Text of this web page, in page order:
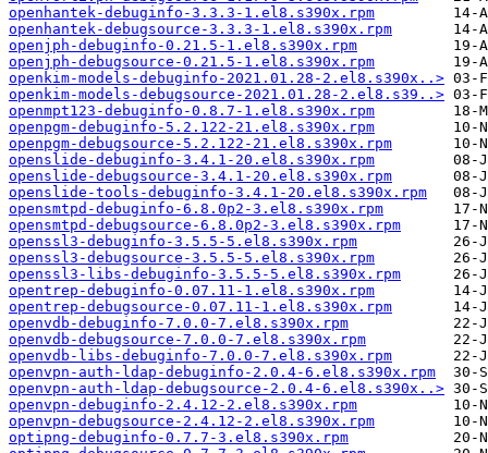
openhantek-debuginfo-3.3.3-1.el8.s390x.rpm
openhantek-debugsource-3.3.3-1.el8.s390x.rpm
openjph-debuginfo-0.21.5-1.el8.s390x.rpm
openjph-debugsource-0.21.5-1.el8.s390x.rpm
openkim-models-debuginfo-2021.01.28-2.el8.s390x..>
openkim-models-debugsource-2021.01.28-2.el8.s39..>
openmpt123-debuginfo-0.8.7-1.el8.s390x.rpm
openpgm-debuginfo-5.2.122-21.el8.s390x.rpm
openpgm-debugsource-5.2.122-21.el8.s390x.rpm
openslide-debuginfo-3.4.1-20.el8.s390x.rpm
openslide-debugsource-3.4.1-20.el8.s390x.rpm
openslide-tools-debuginfo-3.4.1-20.el8.s390x.rpm
opensmtpd-debuginfo-6.8.0p2-3.el8.s390x.rpm
opensmtpd-debugsource-6.8.0p2-3.el8.s390x.rpm
openssl3-debuginfo-3.5.5-5.el8.s390x.rpm
openssl3-debugsource-3.5.5-5.el8.s390x.rpm
openssl3-libs-debuginfo-3.5.5-5.el8.s390x.rpm
opentrep-debuginfo-0.07.11-1.el8.s390x.rpm
opentrep-debugsource-0.07.11-1.el8.s390x.rpm
openvdb-debuginfo-7.0.0-7.el8.s390x.rpm
openvdb-debugsource-7.0.0-7.el8.s390x.rpm
openvdb-libs-debuginfo-7.0.0-7.el8.s390x.rpm
openvpn-auth-ldap-debuginfo-2.0.4-6.el8.s390x.rpm
openvpn-auth-ldap-debugsource-2.0.4-6.el8.s390x..>
openvpn-debuginfo-2.4.12-2.el8.s390x.rpm
openvpn-debugsource-2.4.12-2.el8.s390x.rpm
optipng-debuginfo-0.7.7-3.el8.s390x.rpm